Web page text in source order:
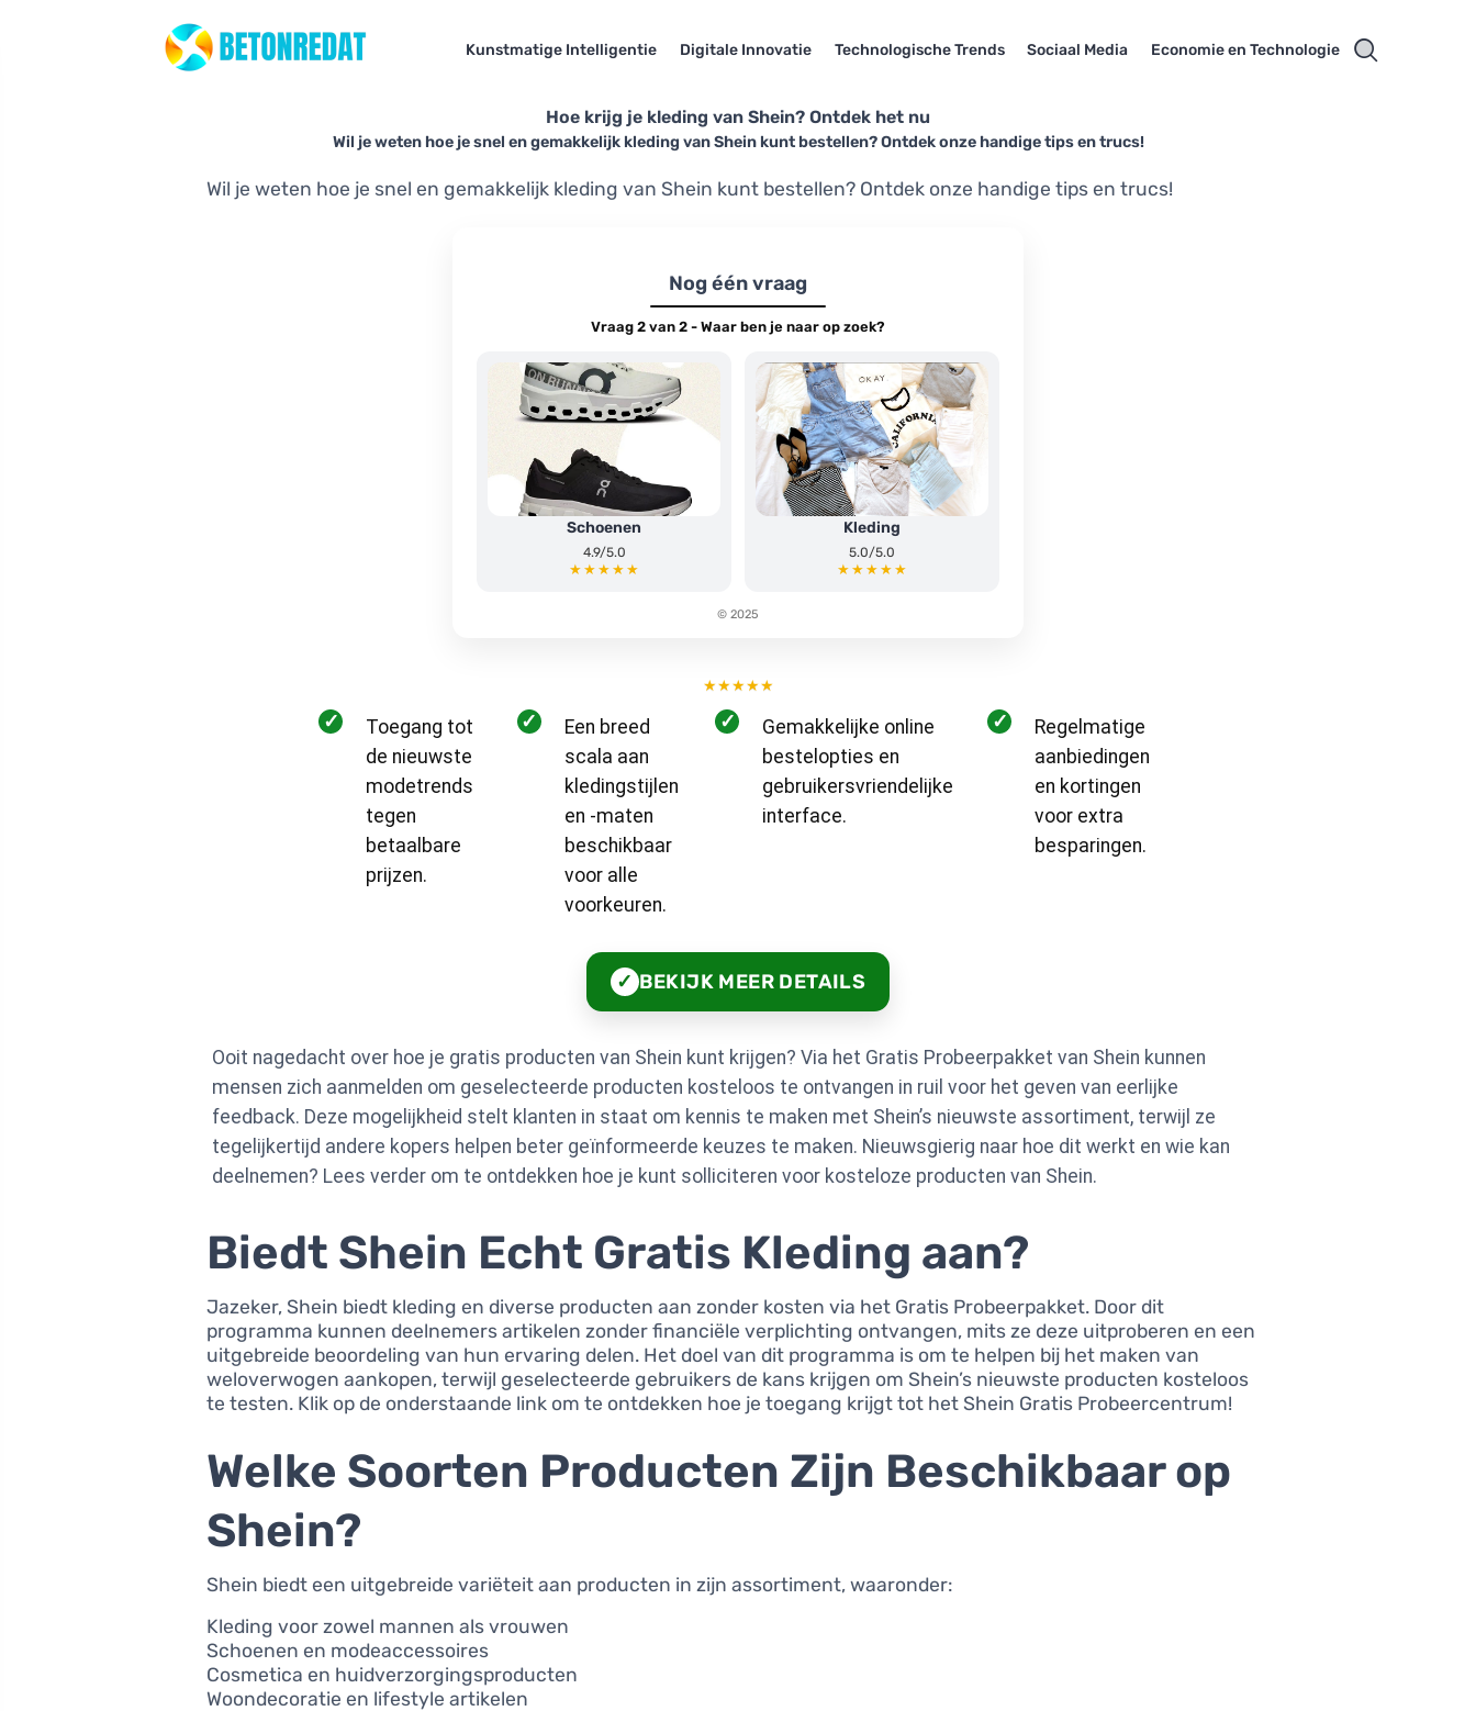
Kunstmatige Intelligentie Digitale Innovatie Technologische Trends Sociaal Media Economie en Technologie
Hoe krijg je kleding van Shein? Ontdek het nu
Wil je weten hoe je snel en gemakkelijk kleding van Shein kunt bestellen? Ontdek onze handige tips en trucs!
Wil je weten hoe je snel en gemakkelijk kleding van Shein kunt bestellen? Ontdek onze handige tips en trucs!
Nog één vraag
Vraag 2 van 2 - Waar ben je naar op zoek?
Schoenen
4.9/5.0
★★★★★
Kleding
5.0/5.0
★★★★★
© 2025
★★★★★
✓
Toegang tot
de nieuwste
modetrends
tegen
betaalbare
prijzen.
✓
Een breed
scala aan
kledingstijlen
en -maten
beschikbaar
voor alle
voorkeuren.
✓
Gemakkelijke online
bestelopties en
gebruikersvriendelijke
interface.
✓
Regelmatige
aanbiedingen
en kortingen
voor extra
besparingen.
✓ BEKIJK MEER DETAILS
Ooit nagedacht over hoe je gratis producten van Shein kunt krijgen? Via het Gratis Probeerpakket van Shein kunnen
mensen zich aanmelden om geselecteerde producten kosteloos te ontvangen in ruil voor het geven van eerlijke
feedback. Deze mogelijkheid stelt klanten in staat om kennis te maken met Shein’s nieuwste assortiment, terwijl ze
tegelijkertijd andere kopers helpen beter geïnformeerde keuzes te maken. Nieuwsgierig naar hoe dit werkt en wie kan
deelnemen? Lees verder om te ontdekken hoe je kunt solliciteren voor kosteloze producten van Shein.
Biedt Shein Echt Gratis Kleding aan?
Jazeker, Shein biedt kleding en diverse producten aan zonder kosten via het Gratis Probeerpakket. Door dit
programma kunnen deelnemers artikelen zonder financiële verplichting ontvangen, mits ze deze uitproberen en een
uitgebreide beoordeling van hun ervaring delen. Het doel van dit programma is om te helpen bij het maken van
weloverwogen aankopen, terwijl geselecteerde gebruikers de kans krijgen om Shein’s nieuwste producten kosteloos
te testen. Klik op de onderstaande link om te ontdekken hoe je toegang krijgt tot het Shein Gratis Probeercentrum!
Welke Soorten Producten Zijn Beschikbaar op
Shein?
Shein biedt een uitgebreide variëteit aan producten in zijn assortiment, waaronder:
Kleding voor zowel mannen als vrouwen
Schoenen en modeaccessoires
Cosmetica en huidverzorgingsproducten
Woondecoratie en lifestyle artikelen